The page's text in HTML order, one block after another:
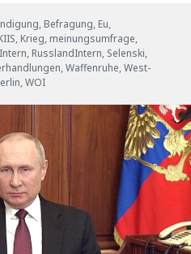
, Befragung, Eu,
, Krieg, meinungsumfrage,
, RusslandIntern, Selenski,
,Waffenruhe,West-
,WOI